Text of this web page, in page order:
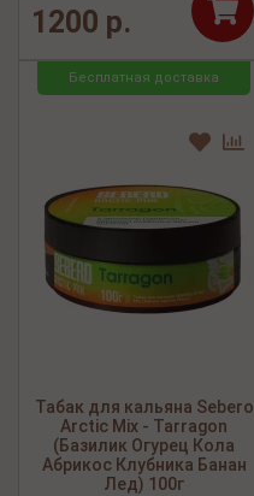
1200 р.
Бесплатная доставка
Табак для кальяна Sebero
Arctic Mix - Tarragon
(Базилик Огурец Кола
Абрикос Клубника Банан
Лед) 100г